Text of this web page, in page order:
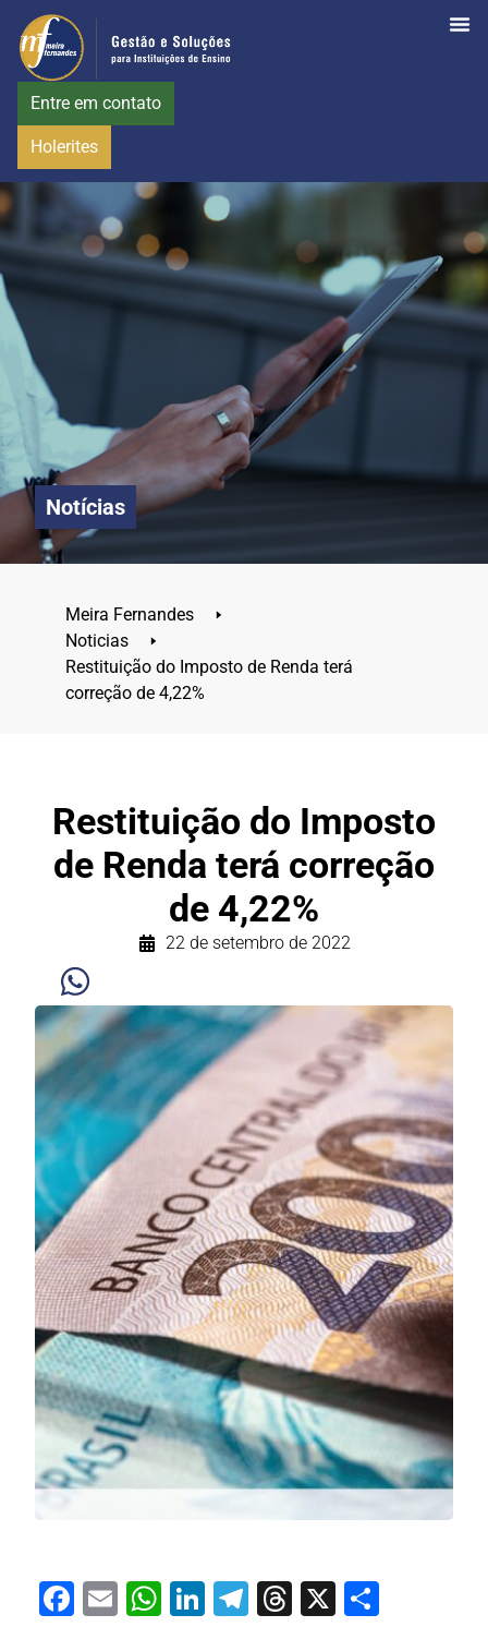
Entre em contato
Holerites
Notícias
Meira Fernandes
🢒
Noticias
🢒
Restituição do Imposto de Renda terá
correção de 4,22%
Restituição do Imposto
de Renda terá correção
de 4,22%
22 de setembro de 2022
Facebook
EmailWhatsApp
LinkedIn
Telegram
Threads
X